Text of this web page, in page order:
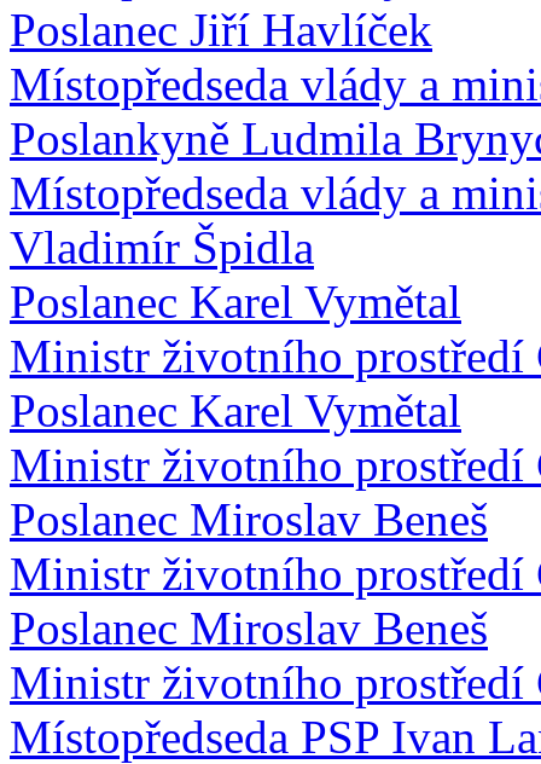
Poslanec Jiří Havlíček
Místopředseda vlády a
Poslankyně Ludmila
Místopředseda vlády a
Vladimír Špidla
Poslanec Karel Vymětal
Ministr životního
Poslanec Karel Vymětal
Ministr životního
Poslanec Miroslav Beneš
Ministr životního
Poslanec Miroslav Beneš
Ministr životního
Místopředseda PSP Ivan